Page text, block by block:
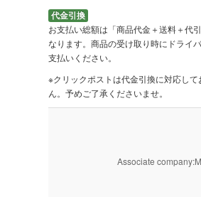
代金引換
お支払い総額は「商品代金＋送料＋代
なります。商品の受け取り時にドライ
支払いください。
※クリックポストは代金引換に対応して
ん。予めご了承くださいませ。
Associate